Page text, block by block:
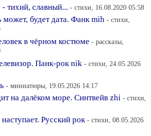
тихий, славный... - стихи, 16.08.2020 05:58
может, будет дата. Фанк mih - стихи,
в чёрном костюме - рассказы,
Панк-рок nik - стихи, 24.05.2026
- миниатюры, 19.05.2026 14:17
на далёком море. Синтвейв zhi - стихи,
Русский рок - стихи, 08.05.2026